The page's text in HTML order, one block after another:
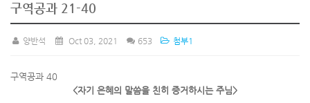
구역공과 21-40
양반석 Oct 03, 2021 653 첨부1
구역공과 40
<자기 은혜의 말씀을 친히 증거하시는 주님>